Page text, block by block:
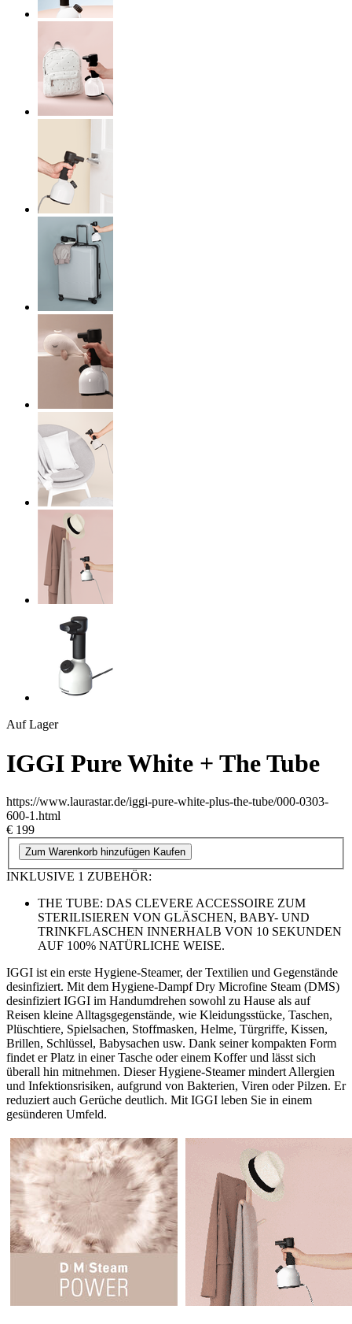
Auf Lager
IGGI Pure White + The Tube
https://www.laurastar.de/iggi-pure-white-plus-the-tube/000-0303-
600-1.html
€ 199
Zum Warenkorb hinzufügen Kaufen
INKLUSIVE 1 ZUBEHÖR:
THE TUBE: DAS CLEVERE ACCESSOIRE ZUM
STERILISIEREN VON GLÄSCHEN, BABY- UND
TRINKFLASCHEN INNERHALB VON 10 SEKUNDEN
AUF 100% NATÜRLICHE WEISE.
IGGI ist ein erste Hygiene-Steamer, der Textilien und Gegenstände
desinfiziert. Mit dem Hygiene-Dampf Dry Microfine Steam (DMS)
desinfiziert IGGI im Handumdrehen sowohl zu Hause als auf
Reisen kleine Alltagsgegenstände, wie Kleidungsstücke, Taschen,
Plüschtiere, Spielsachen, Stoffmasken, Helme, Türgriffe, Kissen,
Brillen, Schlüssel, Babysachen usw. Dank seiner kompakten Form
findet er Platz in einer Tasche oder einem Koffer und lässt sich
überall hin mitnehmen. Dieser Hygiene-Steamer mindert Allergien
und Infektionsrisiken, aufgrund von Bakterien, Viren oder Pilzen. Er
reduziert auch Gerüche deutlich. Mit IGGI leben Sie in einem
gesünderen Umfeld.